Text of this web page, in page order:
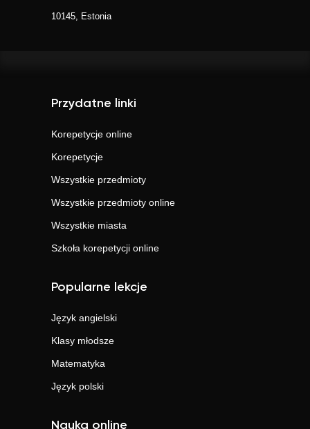
10145, Estonia
Przydatne linki
Korepetycje online
Korepetycje
Wszystkie przedmioty
Wszystkie przedmioty online
Wszystkie miasta
Szkoła korepetycji online
Popularne lekcje
Język angielski
Klasy młodsze
Matematyka
Język polski
Nauka online